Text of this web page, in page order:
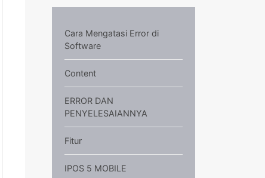
Cara Mengatasi Error di
Software
Content
ERROR DAN
PENYELESAIANNYA
Fitur
IPOS 5 MOBILE